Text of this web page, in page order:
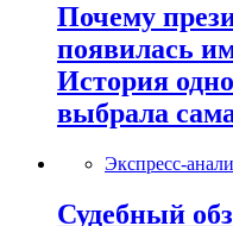
Почему
появилась
История
выбрала
Экспресс-
Судебный